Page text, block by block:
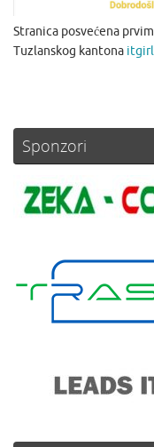
Stranica posvećena
Tuzlanskog kantona
Sponzori